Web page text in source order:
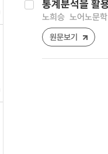
통계분석을 활
노희승 노어노문
원문보기